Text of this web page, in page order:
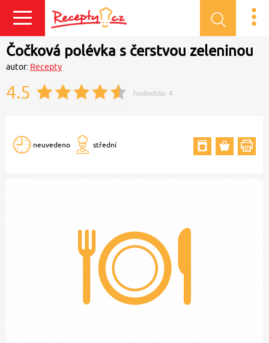
Přihlásit se
Čočková polévka s čerstvou zeleninou
autor: Recepty
4.5 hodnotilo: 4
neuvedeno střední